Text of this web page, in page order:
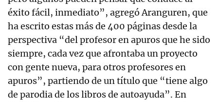
éxito fácil, inmediato”, agregó Aranguren, que
ha escrito estas más de 400 páginas desde la
perspectiva “del profesor en apuros que he sido
siempre, cada vez que afrontaba un proyecto
con gente nueva, para otros profesores en
apuros”, partiendo de un título que “tiene algo
de parodia de los libros de autoayuda”. En